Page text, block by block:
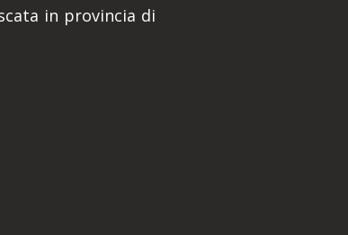
in provincia di